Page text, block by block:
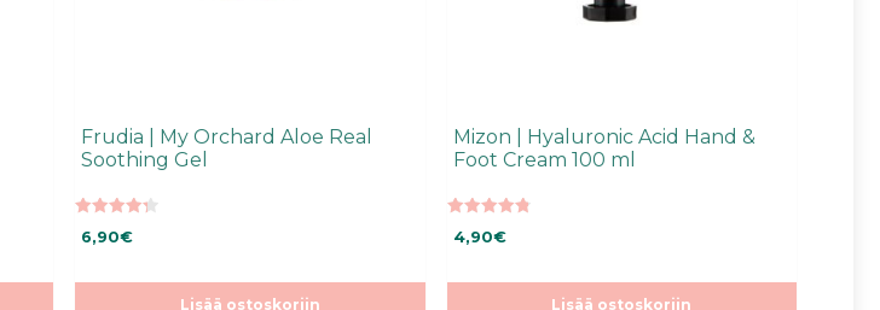
Frudia | My Orchard Aloe Real
Soothing Gel
5:stä
6,90€
Lisää ostoskoriin
Mizon | Hyaluronic Acid Hand &
Foot Cream 100 ml
5:stä
4,90€
Lisää ostoskoriin